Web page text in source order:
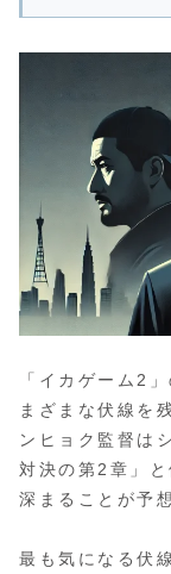
「イカゲーム2
まざまな伏線を
ンヒョク監督は
対決の第2章」
深まることが予
最も気になる伏